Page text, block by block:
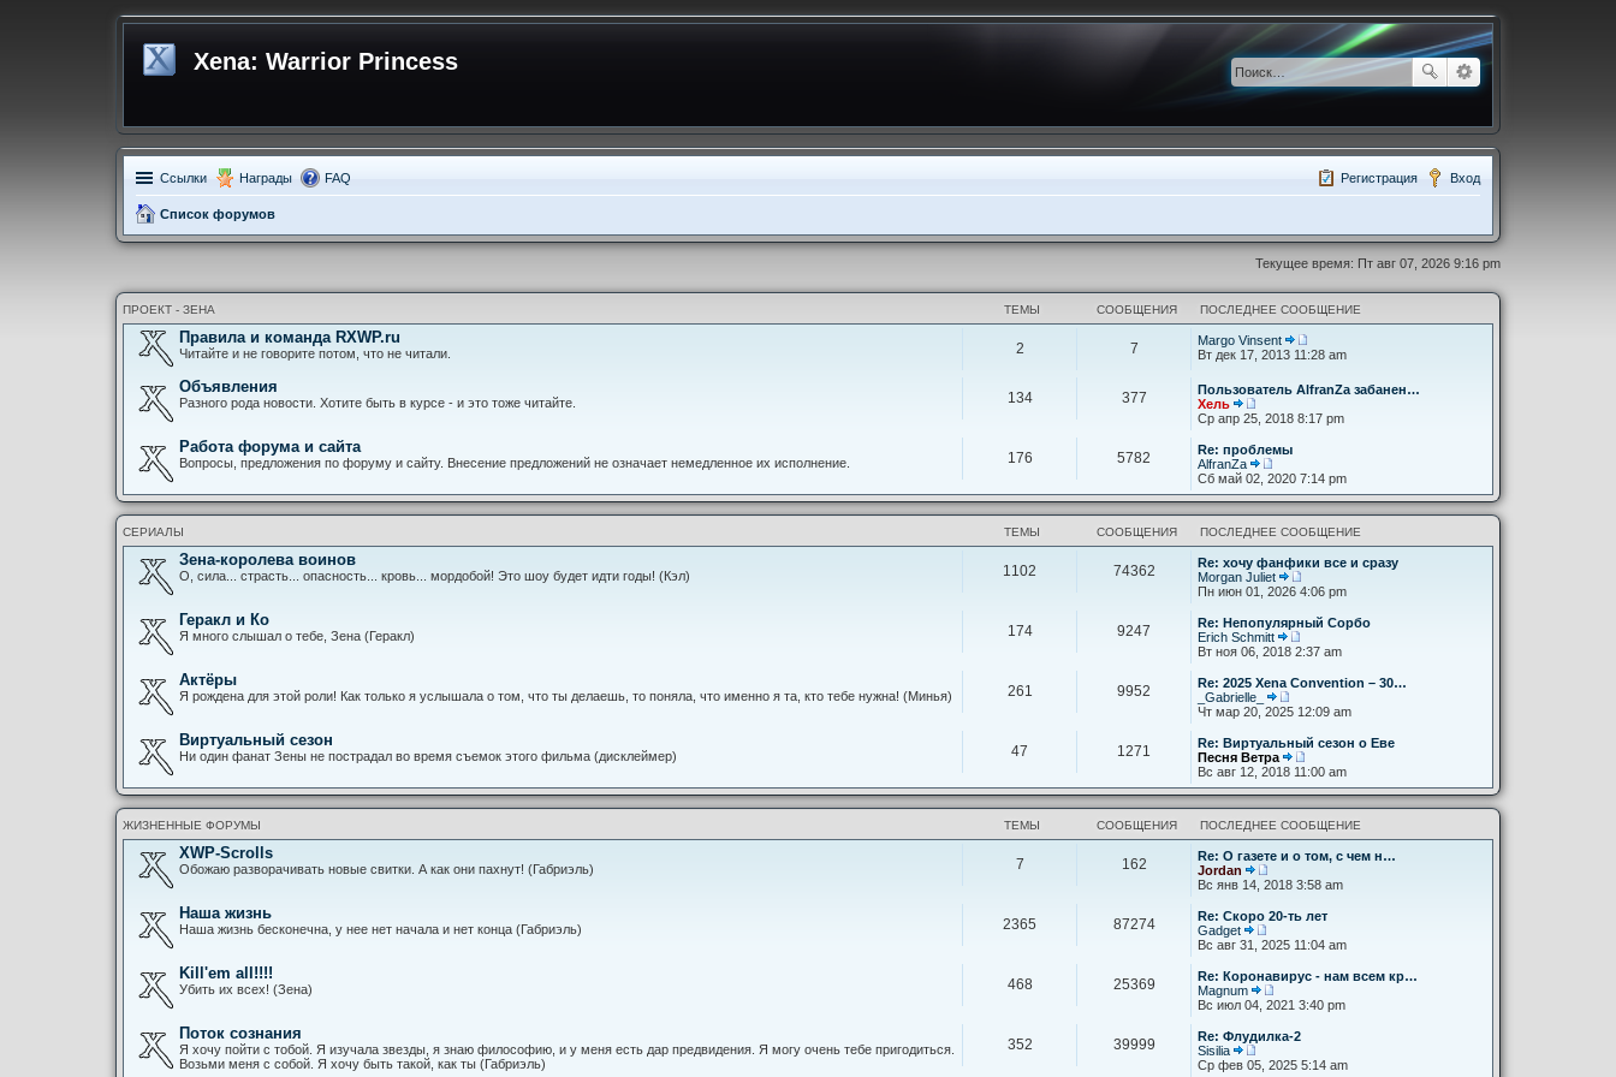
Xena: Warrior Princess
Ссылки Награды FAQ Вход
Регистрация
Список форумов
Текущее время: Пт авг 07, 2026 9:16 pm
ПРОЕКТ - ЗЕНА ТЕМЫ СООБЩЕНИЯ ПОСЛЕДНЕЕ СООБЩЕНИЕ
Правила и команда RXWP.ru
Читайте и не говорите потом, что не читали. 2 7
Margo Vinsent
П
е
т
о
с
е
д
е
у
о
б
е
и
Вт дек 17, 2013 11:28 am
Объявления
Разного рода новости. Хотите быть в курсе - и это тоже читайте. 134 377
Пользователь AlfranZa забанен…
Хель
П
е
р
е
й
т
и
к
п
о
с
л
е
д
н
е
м
у
с
о
о
б
е
н
и
ю
Ср апр 25, 2018 8:17 pm
Работа форума и сайта
Вопросы, предложения по форуму и сайту. Внесение предложений не означает немедленное их исполнение. 176 5782
Re: проблемы
AlfranZa
П
р
е
й
т
и
к
п
с
л
е
н
е
м
у
о
о
б
щ
е
н
и
ю
Сб май 02, 2020 7:14 pm
СЕРИАЛЫ ТЕМЫ СООБЩЕНИЯ ПОСЛЕДНЕЕ СООБЩЕНИЕ
Зена-королева воинов
О, сила... страсть... опасность... кровь... мордобой! Это шоу будет идти годы! (Кэл) 1102 74362
Re: хочу фанфики все и сразу
Morgan Juliet
П
р
е
й
т
к
п
о
л
е
д
н
е
м
у
о
о
б
е
и
Пн июн 01, 2026 4:06 pm
Геракл и Ко
Я много слышал о тебе, Зена (Геракл) 174 9247
Re: Непопулярный Сорбо
Erich Schmitt
П
р
е
й
т
к
п
о
с
л
е
д
н
м
у
о
о
б
е
и
Вт ноя 06, 2018 2:37 am
Актёры
Я рождена для этой роли! Как только я услышала о том, что ты делаешь, то поняла, что именно я та, кто тебе нужна! (Минья) 261 9952
Re: 2025 Xena Convention – 30…
_Gabrielle_
П
р
е
й
т
и
к
п
о
с
е
н
е
м
у
о
о
б
е
и
Чт мар 20, 2025 12:09 am
Виртуальный сезон
Ни один фанат Зены не пострадал во время съемок этого фильма (дисклеймер) 47 1271
Re: Виртуальный сезон о Еве
Песня Ветра
П
р
е
й
т
и
п
с
е
н
е
м
у
о
б
Вс авг 12, 2018 11:00 am
ЖИЗНЕННЫЕ ФОРУМЫ ТЕМЫ СООБЩЕНИЯ ПОСЛЕДНЕЕ СООБЩЕНИЕ
XWP-Scrolls
Обожаю разворачивать новые свитки. А как они пахнут! (Габриэль) 7 162
Re: О газете и о том, с чем н…
Jordan
П
р
е
й
т
к
п
о
л
д
Вс янв 14, 2018 3:58 am
Наша жизнь
Наша жизнь бесконечна, у нее нет начала и нет конца (Габриэль) 2365 87274
Re: Скоро 20-ть лет
Gadget
П
р
е
й
т
к
п
о
Вс авг 31, 2025 11:04 am
Kill'em all!!!!
Убить их всех! (Зена) 468 25369
Re: Коронавирус - нам всем кр…
Magnum
П
р
е
й
т
Вс июл 04, 2021 3:40 pm
Поток сознания
Я хочу пойти с тобой. Я изучала звезды, я знаю философию, и у меня есть дар предвидения. Я могу очень тебе пригодиться.
Возьми меня с собой. Я хочу быть такой, как ты (Габриэль)
352 39999
Re: Флудилка-2
Sisilia
П
Ср фев 05, 2025 5:14 am